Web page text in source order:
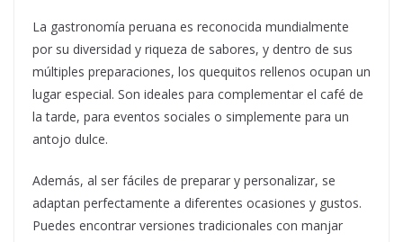
La gastronomía peruana es reconocida mundialmente
por su diversidad y riqueza de sabores, y dentro de sus
múltiples preparaciones, los quequitos rellenos ocupan un
lugar especial. Son ideales para complementar el café de
la tarde, para eventos sociales o simplemente para un
antojo dulce.
Además, al ser fáciles de preparar y personalizar, se
adaptan perfectamente a diferentes ocasiones y gustos.
Puedes encontrar versiones tradicionales con manjar